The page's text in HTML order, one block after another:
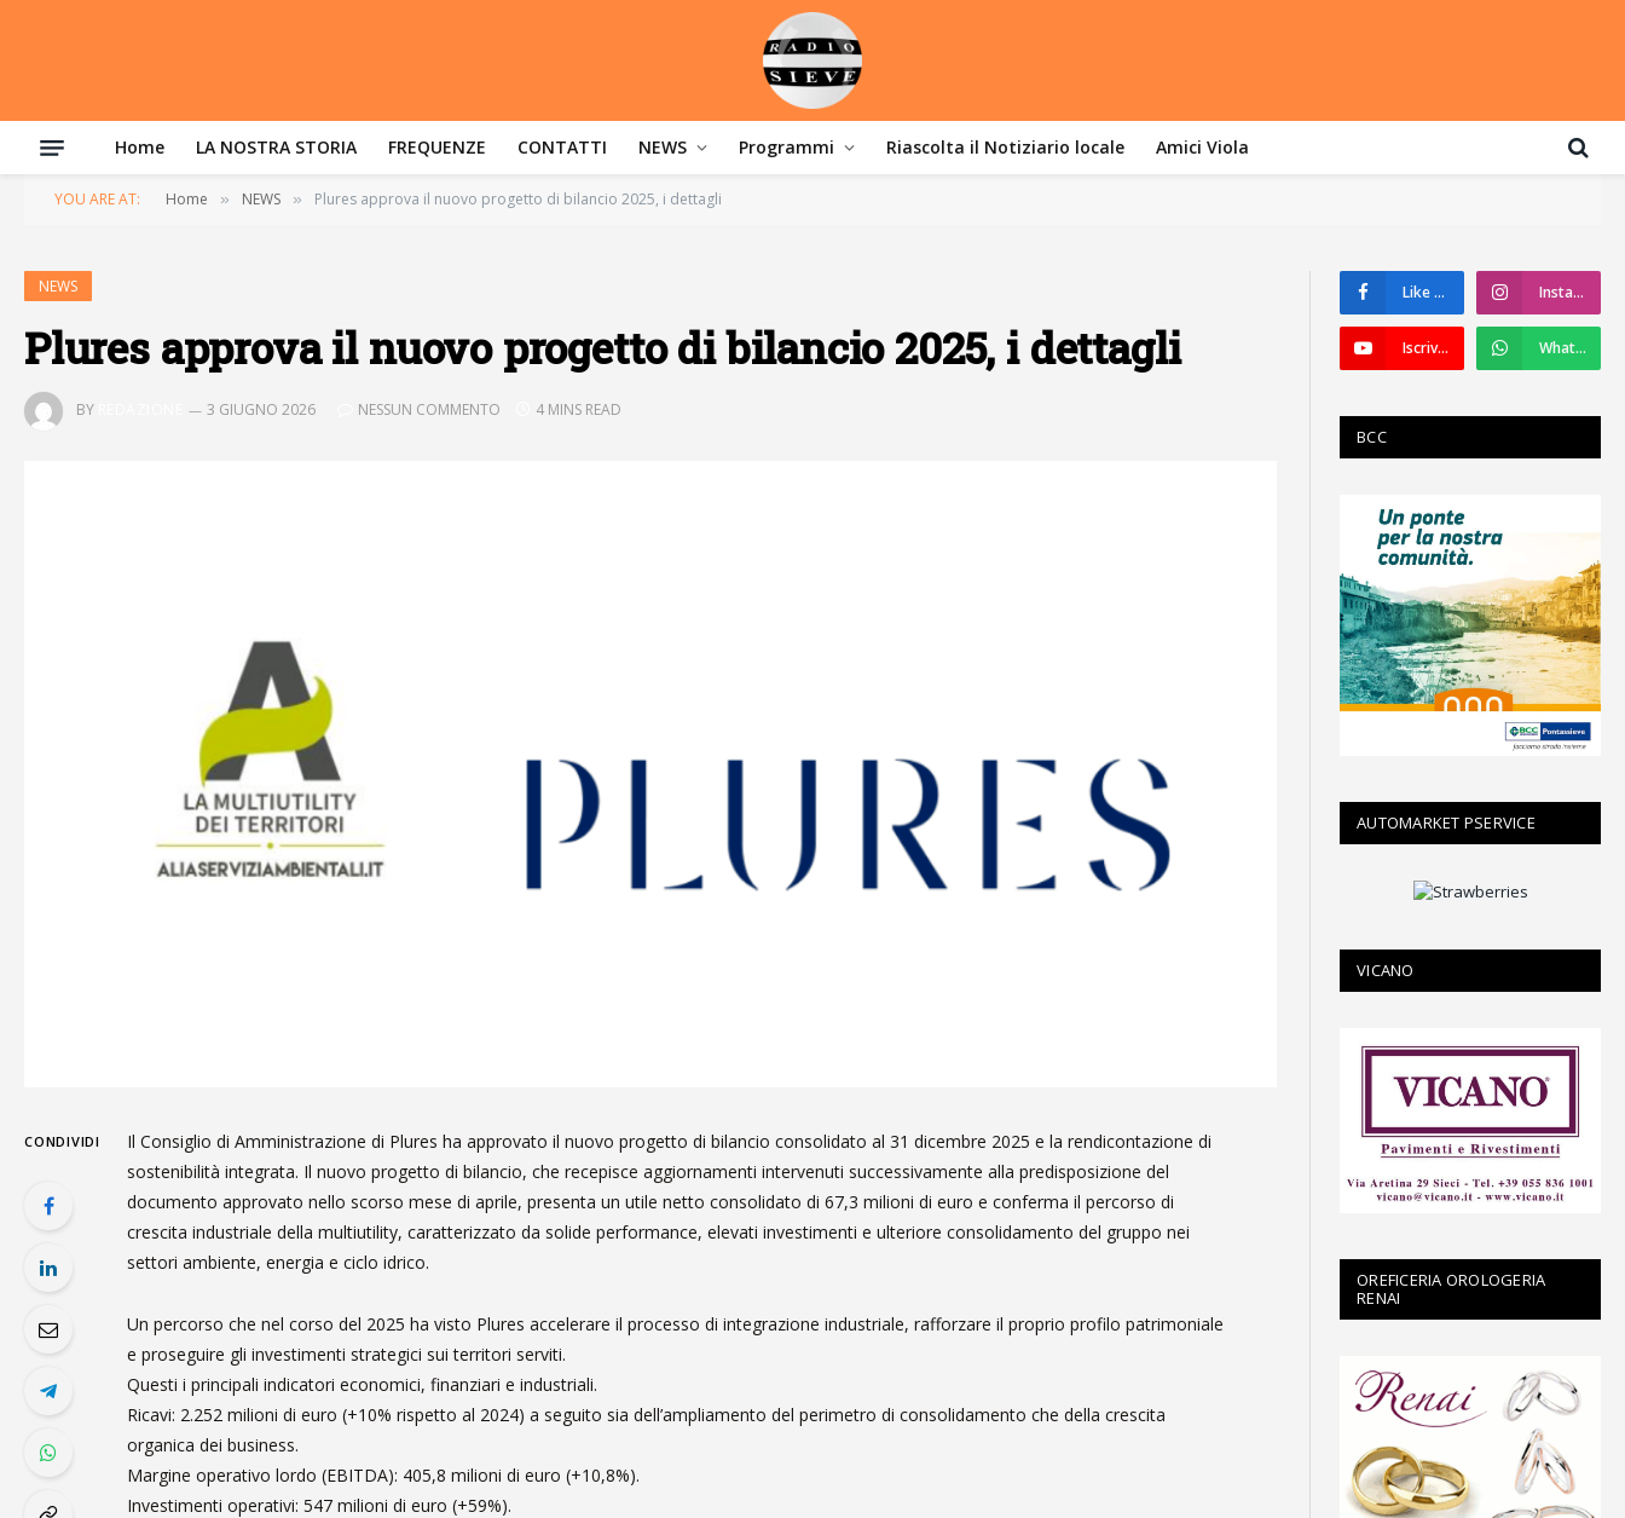
Home LA NOSTRA STORIA FREQUENZE CONTATTI NEWS Programmi Riascolta il Notiziario locale Amici Viola
YOU ARE AT: Home » NEWS » Plures approva il nuovo progetto di bilancio 2025, i dettagli
NEWS
Plures approva il nuovo progetto di bilancio 2025, i dettagli
BY 3 GIUGNO 2026 NESSUN COMMENTO 4 MINS READ
CONDIVIDI
Il Consiglio di Amministrazione di Plures ha approvato il nuovo progetto di bilancio consolidato al 31 dicembre 2025 e la rendicontazione di
sostenibilità integrata. Il nuovo progetto di bilancio, che recepisce aggiornamenti intervenuti successivamente alla predisposizione del
documento approvato nello scorso mese di aprile, presenta un utile netto consolidato di 67,3 milioni di euro e conferma il percorso di
crescita industriale della multiutility, caratterizzato da solide performance, elevati investimenti e ulteriore consolidamento del gruppo nei
settori ambiente, energia e ciclo idrico.
Un percorso che nel corso del 2025 ha visto Plures accelerare il processo di integrazione industriale, rafforzare il proprio profilo patrimoniale
e proseguire gli investimenti strategici sui territori serviti.
Questi i principali indicatori economici, finanziari e industriali.
Ricavi: 2.252 milioni di euro (+10% rispetto al 2024) a seguito sia dell’ampliamento del perimetro di consolidamento che della crescita
organica dei business.
Margine operativo lordo (EBITDA): 405,8 milioni di euro (+10,8%).
Investimenti operativi: 547 milioni di euro (+59%).
Like su Facebook Instagram
Iscriviti a YouTube WhatsApp
BCC
AUTOMARKET PSERVICE
VICANO
OREFICERIA OROLOGERIA
RENAI